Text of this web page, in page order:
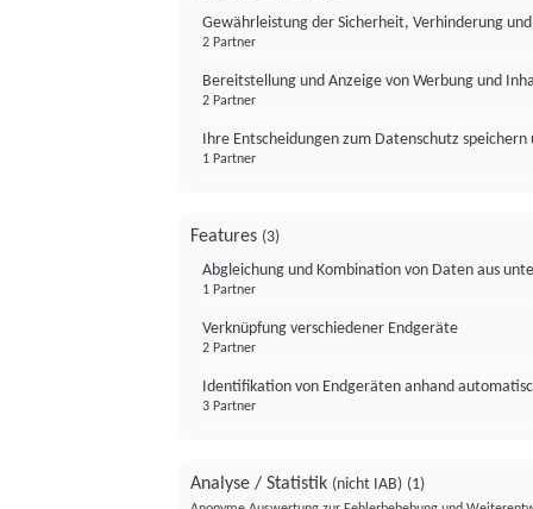
Gewährleistung der Sicherheit, Verhinderung
2 Partner
Bereitstellung und Anzeige von Werbung und
2 Partner
Ihre Entscheidungen zum Datenschutz
1 Partner
Features (3)
Abgleichung und Kombination von Daten aus
1 Partner
Verknüpfung verschiedener Endgeräte
2 Partner
Identifikation von Endgeräten anhand
3 Partner
Analyse / Statistik (nicht IAB) (1)